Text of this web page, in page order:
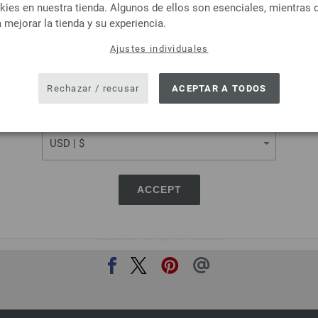
ACCEPT
en nuestra tienda. Algunos de ellos son esenciales, mientras
mejorar la tienda y su experiencia.
Ajustes individuales
Rechazar / recusar ACEPTAR A TODOS
Lana Grossa
MILLE II
de las agujas: 7 - 8
3,78 €
Lana Grossa
Longitud: aprox. 125 m /
Grosor de las agujas: 4
3,28 €RRP:
COMPARTIR ESTA PÁGINA